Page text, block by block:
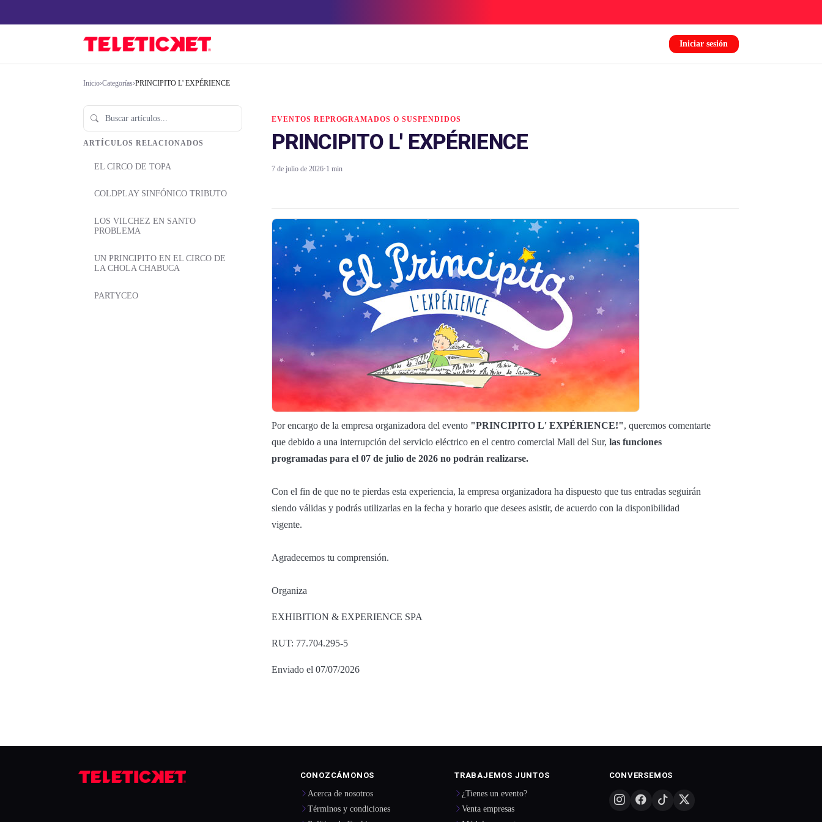
Iniciar sesión
Inicio›Categorías›PRINCIPITO L' EXPÉRIENCE
ARTÍCULOS RELACIONADOS
EL CIRCO DE TOPA
COLDPLAY SINFÓNICO TRIBUTO
LOS VILCHEZ EN SANTO
PROBLEMA
UN PRINCIPITO EN EL CIRCO DE
LA CHOLA CHABUCA
PARTYCEO
EVENTOS REPROGRAMADOS O SUSPENDIDOS
PRINCIPITO L' EXPÉRIENCE
7 de julio de 2026·1 min
Por encargo de la empresa organizadora del evento "PRINCIPITO L' EXPÉRIENCE!", queremos comentarte
que debido a una interrupción del servicio eléctrico en el centro comercial Mall del Sur, las funciones
programadas para el 07 de julio de 2026 no podrán realizarse.
Con el fin de que no te pierdas esta experiencia, la empresa organizadora ha dispuesto que tus entradas seguirán
siendo válidas y podrás utilizarlas en la fecha y horario que desees asistir, de acuerdo con la disponibilidad
vigente.
Agradecemos tu comprensión.
Organiza
EXHIBITION & EXPERIENCE SPA
RUT: 77.704.295-5
Enviado el 07/07/2026
CONOZCÁMONOS
Acerca de nosotros
Términos y condiciones
TRABAJEMOS JUNTOS
¿Tienes un evento?
Venta empresas
CONVERSEMOS